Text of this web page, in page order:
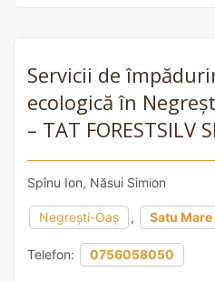
Servicii de
ecologică în
– TAT FORESTSILV
Spînu Ion, Năsui Simion
Negrești-Oaș , Satu Mare
Telefon: 0756058050